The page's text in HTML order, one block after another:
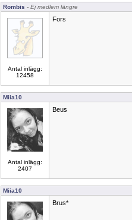
Rombis - Ej medlem längre
Antal inlägg:
12458
Fors
Miia10
Antal inlägg:
2407
Beus
Miia10
Brus*